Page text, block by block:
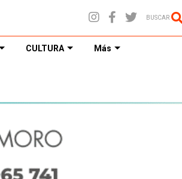
BUSCAR
CULTURA Más